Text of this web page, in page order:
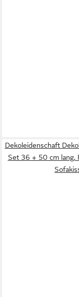
Dekoleidenschaft
Set 36 + 50 cm lang,